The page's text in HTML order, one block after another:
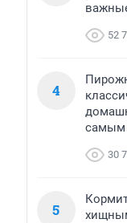
52
4
самым
30
5